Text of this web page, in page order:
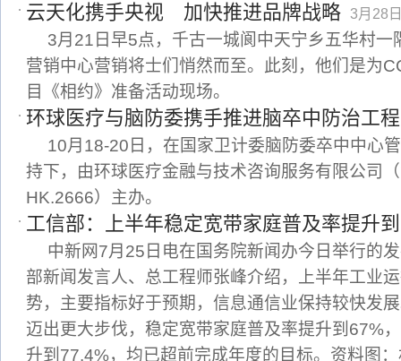
云天化携手央视 加快推进品牌战略 3月28
3月21日早5点，千古一城阆中天宁乡五华村一
营销中心营销将士们悄然而至。此刻，他们是为
目《相约》准备活动现场。
环球医疗与脑防委携手推进脑卒中防治工程
10月18-20日，在国家卫计委脑防委卒中中心
持下，由环球医疗金融与技术咨询服务有限公司（
HK.2666）主办。
工信部：上半年稳定宽带家庭普及率提升
中新网7月25日电在国务院新闻办今日举行的
部新闻发言人、总工程师张峰介绍，上半年工业
势，主要指标好于预期，信息通信业保持较快发
迈出更大步伐，稳定宽带家庭普及率提升到67%
升到77.4%，均已超前完成年度的目标。资料图